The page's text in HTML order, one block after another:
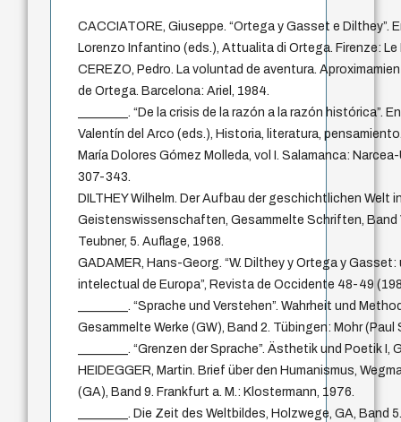
CACCIATORE, Giuseppe. “Ortega y Gasset e Dilthey”.
Lorenzo Infantino (eds.), Attualita di Ortega. Firenze:
CEREZO, Pedro. La voluntad de aventura.
de Ortega. Barcelona: Ariel, 1984.
________. “De la crisis de la razón a la razón histórica”.
Valentín del Arco (eds.), Historia, literatura,
María Dolores Gómez Molleda, vol I. Salamanca:
307-343.
DILTHEY Wilhelm. Der Aufbau der geschichtlichen Welt
Geistenswissenschaften, Gesammelte Schriften, Band
Teubner, 5. Auflage, 1968.
GADAMER, Hans-Georg. “W. Dilthey y Ortega y
intelectual de Europa”, Revista de Occidente 48-49
________. “Sprache und Verstehen”. Wahrheit und
Gesammelte Werke (GW), Band 2. Tübingen: Mohr (Paul
________. “Grenzen der Sprache”. Ästhetik und Poetik I,
HEIDEGGER, Martin. Brief über den Humanismus,
(GA), Band 9. Frankfurt a. M.: Klostermann, 1976.
________. Die Zeit des Weltbildes, Holzwege, GA, Band